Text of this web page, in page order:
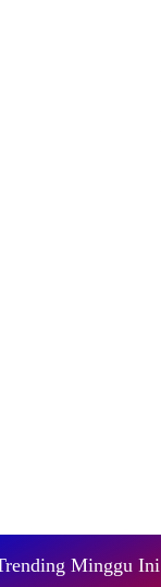
Minggu Ini